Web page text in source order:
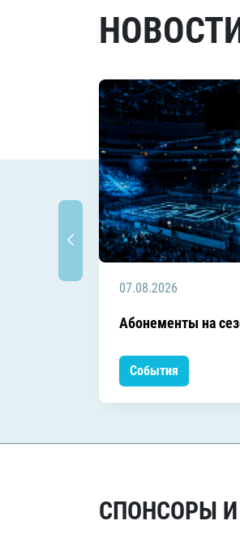
07.08.2026
Абонементы на
События
СПОНСОРЫ И